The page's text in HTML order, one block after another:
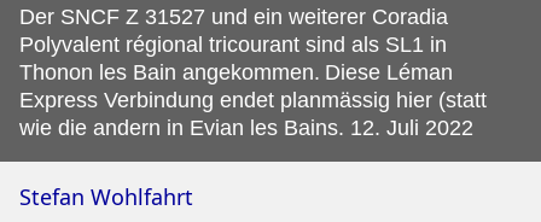
Der SNCF Z 31527 und ein weiterer Coradia
Polyvalent régional tricourant sind als SL1 in
Thonon les Bain angekommen. Diese Léman
Express Verbindung endet planmässig hier (statt
wie die andern in Evian les Bains. 12. Juli 2022
Stefan Wohlfahrt